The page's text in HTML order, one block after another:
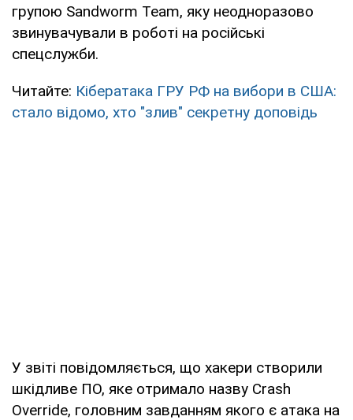
групою Sandworm Team, яку неодноразово
звинувачували в роботі на російські
спецслужби.
Читайте: Кібератака ГРУ РФ на вибори в США:
стало відомо, хто "злив" секретну доповідь
У звіті повідомляється, що хакери створили
шкідливе ПО, яке отримало назву Crash
Override, головним завданням якого є атака на